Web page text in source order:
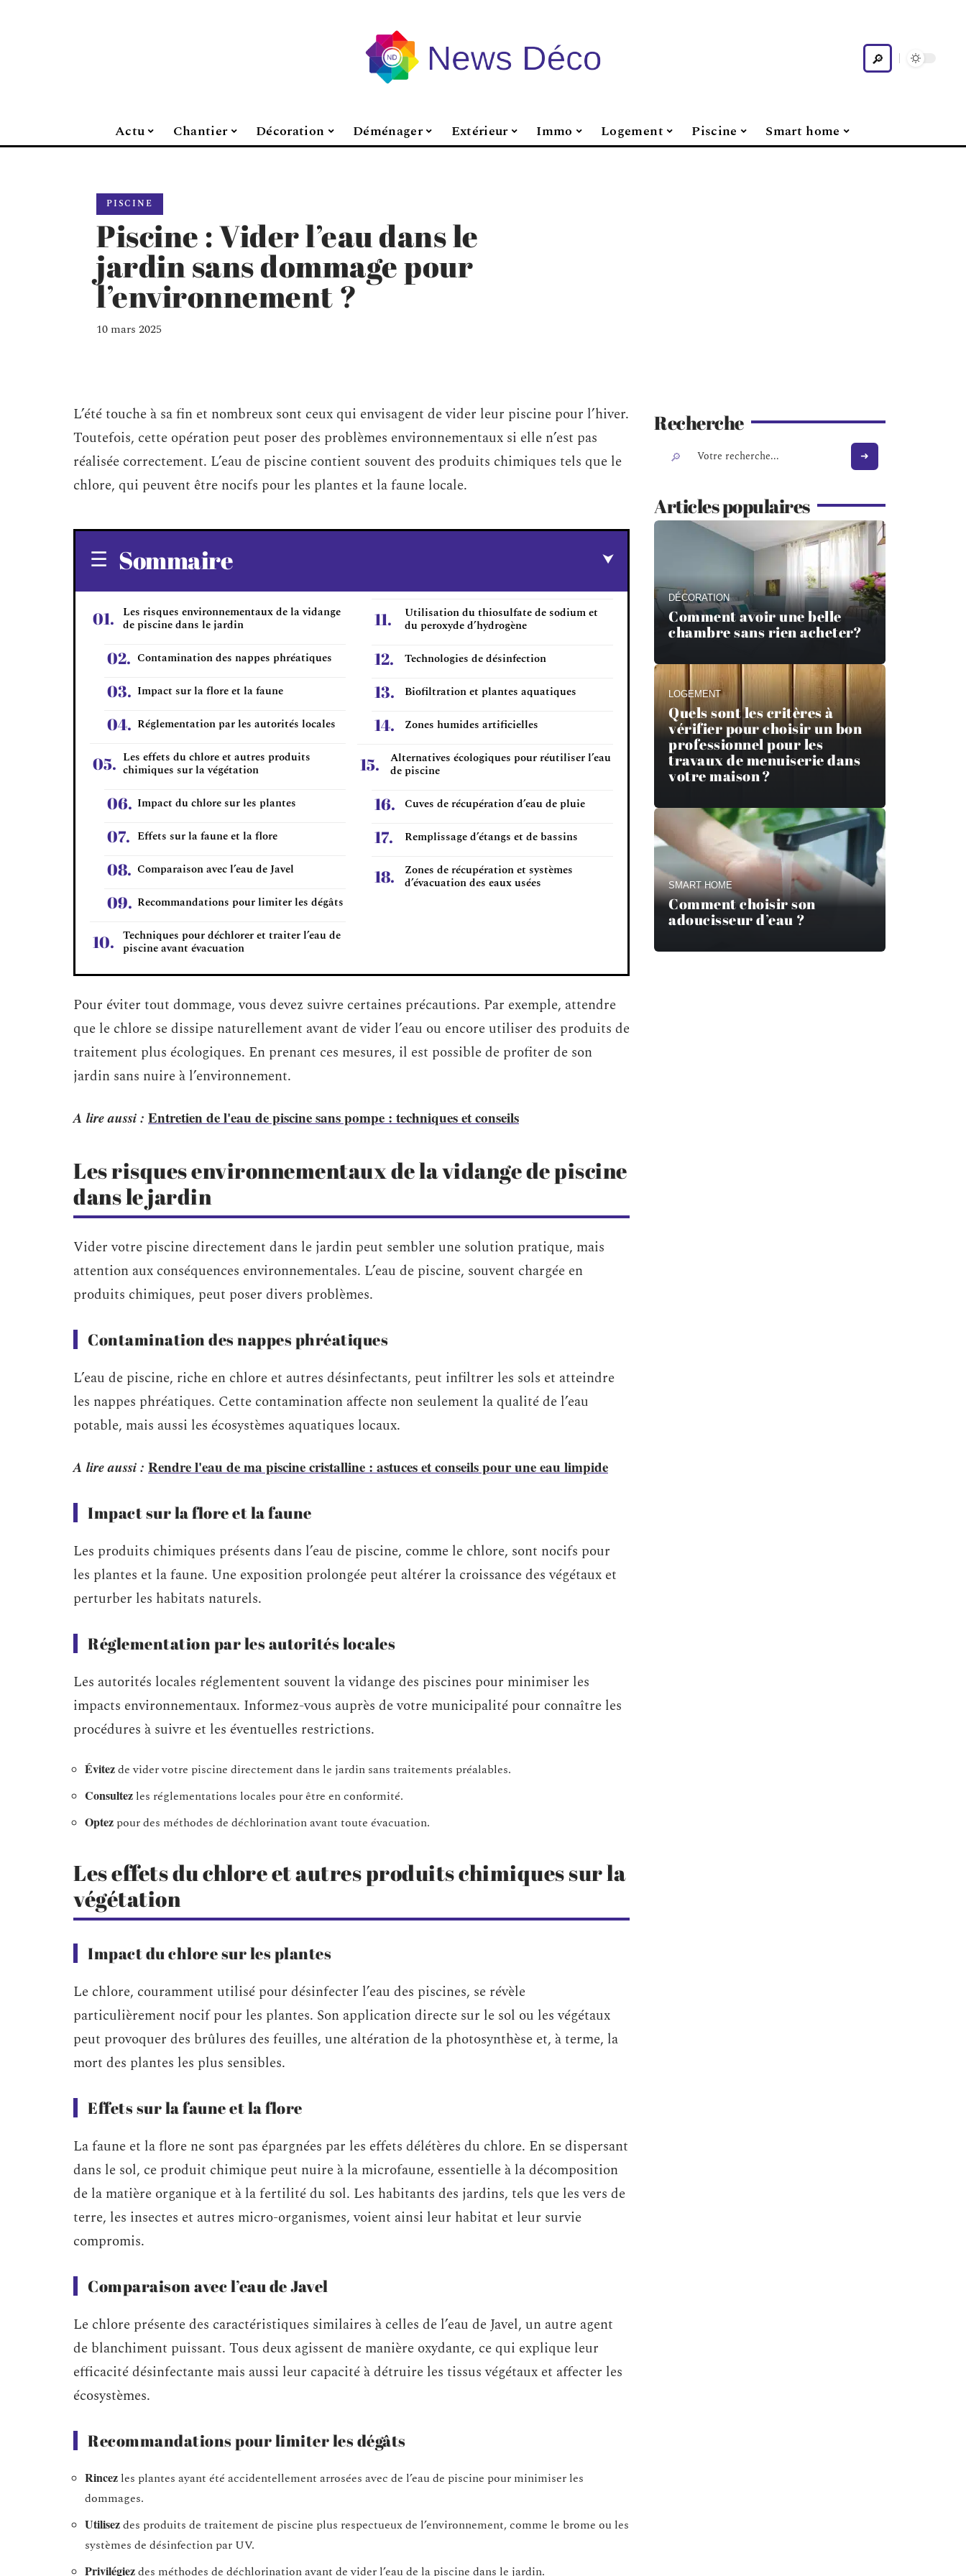
Actu Chantier Décoration Déménager Extérieur Immo Logement Piscine Smart home
PISCINE
Piscine : Vider l’eau dans le
jardin sans dommage pour
l’environnement ?
10 mars 2025
L’été touche à sa fin et nombreux sont ceux qui envisagent de vider leur piscine pour l’hiver.
Toutefois, cette opération peut poser des problèmes environnementaux si elle n’est pas
réalisée correctement. L’eau de piscine contient souvent des produits chimiques tels que le
chlore, qui peuvent être nocifs pour les plantes et la faune locale.
Sommaire
Les risques environnementaux de la vidange
de piscine dans le jardin
Contamination des nappes phréatiques
Impact sur la flore et la faune
Réglementation par les autorités locales
Les effets du chlore et autres produits
chimiques sur la végétation
Impact du chlore sur les plantes
Effets sur la faune et la flore
Comparaison avec l’eau de Javel
Recommandations pour limiter les dégâts
Techniques pour déchlorer et traiter l’eau de
piscine avant évacuation
Utilisation du thiosulfate de sodium et
du peroxyde d’hydrogène
Technologies de désinfection
Biofiltration et plantes aquatiques
Zones humides artificielles
Alternatives écologiques pour réutiliser l’eau
de piscine
Cuves de récupération d’eau de pluie
Remplissage d’étangs et de bassins
Zones de récupération et systèmes
d’évacuation des eaux usées
Pour éviter tout dommage, vous devez suivre certaines précautions. Par exemple, attendre
que le chlore se dissipe naturellement avant de vider l’eau ou encore utiliser des produits de
traitement plus écologiques. En prenant ces mesures, il est possible de profiter de son
jardin sans nuire à l’environnement.
A lire aussi : Entretien de l'eau de piscine sans pompe : techniques et conseils
Les risques environnementaux de la vidange de piscine
dans le jardin
Vider votre piscine directement dans le jardin peut sembler une solution pratique, mais
attention aux conséquences environnementales. L’eau de piscine, souvent chargée en
produits chimiques, peut poser divers problèmes.
Contamination des nappes phréatiques
L’eau de piscine, riche en chlore et autres désinfectants, peut infiltrer les sols et atteindre
les nappes phréatiques. Cette contamination affecte non seulement la qualité de l’eau
potable, mais aussi les écosystèmes aquatiques locaux.
A lire aussi : Rendre l'eau de ma piscine cristalline : astuces et conseils pour une eau limpide
Impact sur la flore et la faune
Les produits chimiques présents dans l’eau de piscine, comme le chlore, sont nocifs pour
les plantes et la faune. Une exposition prolongée peut altérer la croissance des végétaux et
perturber les habitats naturels.
Réglementation par les autorités locales
Les autorités locales réglementent souvent la vidange des piscines pour minimiser les
impacts environnementaux. Informez-vous auprès de votre municipalité pour connaître les
procédures à suivre et les éventuelles restrictions.
Évitezde vider votre piscine directement dans le jardin sans traitements préalables.
Consultez les réglementations locales pour être en conformité.
Optez pour des méthodes de déchlorination avant toute évacuation.
Les effets du chlore et autres produits chimiques sur la
végétation
Impact du chlore sur les plantes
Le chlore, couramment utilisé pour désinfecter l’eau des piscines, se révèle
particulièrement nocif pour les plantes. Son application directe sur le sol ou les végétaux
peut provoquer des brûlures des feuilles, une altération de la photosynthèse et, à terme, la
mort des plantes les plus sensibles.
Effets sur la faune et la flore
La faune et la flore ne sont pas épargnées par les effets délétères du chlore. En se dispersant
dans le sol, ce produit chimique peut nuire à la microfaune, essentielle à la décomposition
de la matière organique et à la fertilité du sol. Les habitants des jardins, tels que les vers de
terre, les insectes et autres micro-organismes, voient ainsi leur habitat et leur survie
compromis.
Comparaison avec l’eau de Javel
Le chlore présente des caractéristiques similaires à celles de l’eau de Javel, un autre agent
de blanchiment puissant. Tous deux agissent de manière oxydante, ce qui explique leur
efficacité désinfectante mais aussi leur capacité à détruire les tissus végétaux et affecter les
écosystèmes.
Recommandations pour limiter les dégâts
Rincez les plantes ayant été accidentellement arrosées avec de l’eau de piscine pour minimiser les
dommages.
Utilisezdes produits de traitement de piscine plus respectueux de l’environnement, comme le brome ou les
systèmes de désinfection par UV.
Privilégiezdes méthodes de déchlorination avant de vider l’eau de la piscine dans le jardin.
Recherche
Articles populaires
DÉCORATION
Comment avoir une belle
chambre sans rien acheter?
LOGEMENT
Quels sont les critères à
vérifier pour choisir un bon
professionnel pour les
travaux de menuiserie dans
votre maison ?
SMART HOME
Comment choisir son
adoucisseur d’eau ?